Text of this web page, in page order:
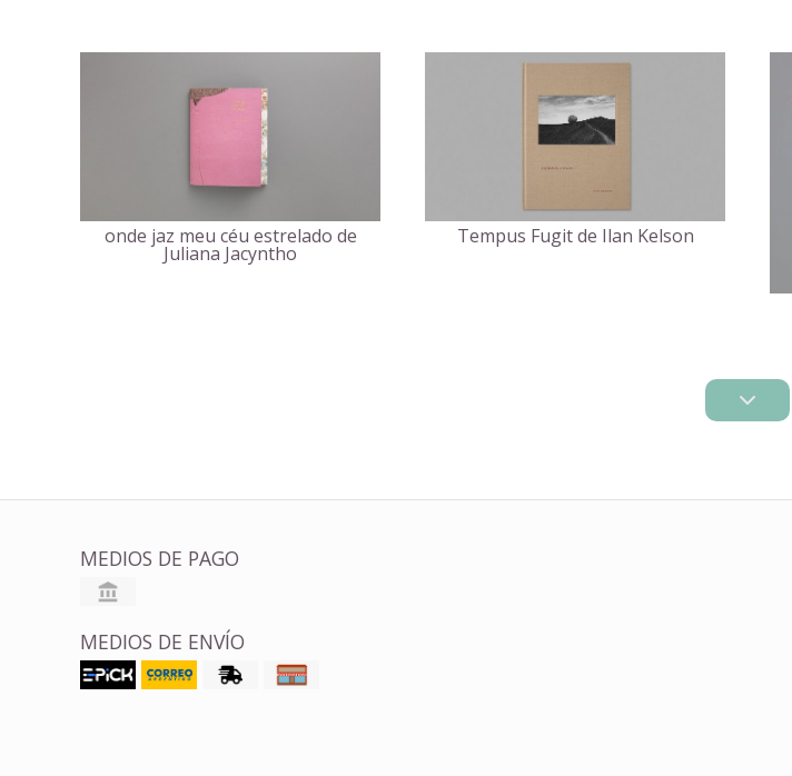
onde jaz meu céu estrelado de
Juliana Jacyntho
Tempus Fugit de Ilan Kelson
MEDIOS DE PAGO
MEDIOS DE ENVÍO